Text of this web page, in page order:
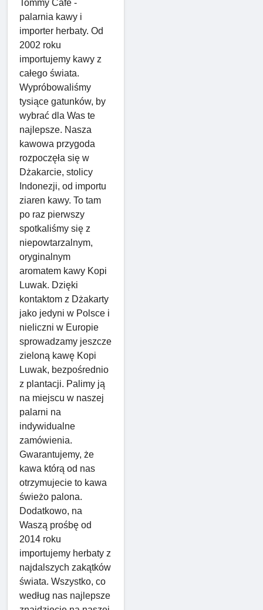
Tommy Cafe -
palarnia kawy i
importer herbaty. Od
2002 roku
importujemy kawy z
całego świata.
Wypróbowaliśmy
tysiące gatunków, by
wybrać dla Was te
najlepsze. Nasza
kawowa przygoda
rozpoczęła się w
Dżakarcie, stolicy
Indonezji, od importu
ziaren kawy. To tam
po raz pierwszy
spotkaliśmy się z
niepowtarzalnym,
oryginalnym
aromatem kawy Kopi
Luwak. Dzięki
kontaktom z Dżakarty
jako jedyni w Polsce i
nieliczni w Europie
sprowadzamy jeszcze
zieloną kawę Kopi
Luwak, bezpośrednio
z plantacji. Palimy ją
na miejscu w naszej
palarni na
indywidualne
zamówienia.
Gwarantujemy, że
kawa którą od nas
otrzymujecie to kawa
świeżo palona.
Dodatkowo, na
Waszą prośbę od
2014 roku
importujemy herbaty z
najdalszych zakątków
świata. Wszystko, co
według nas najlepsze